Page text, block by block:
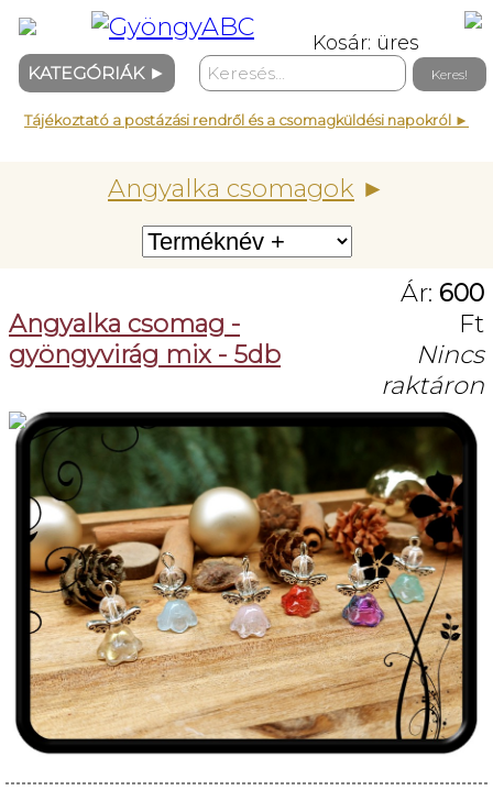
Kosár: üres
KATEGÓRIÁK►
Tájékoztató a postázási rendről és a csomagküldési napokról ►
Angyalka csomagok ►
Angyalka csomag -
gyöngyvirág mix - 5db
Ár: 600
Ft
Nincs
raktáron